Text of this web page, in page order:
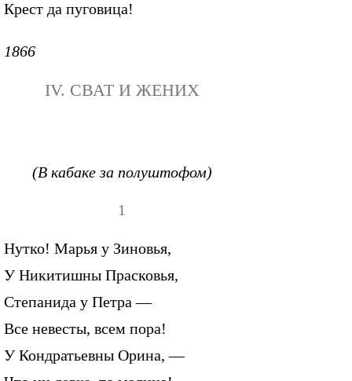
Крест да пуговица!
1866
IV. СВАТ И ЖЕНИХ
(В кабаке за полуштофом)
1
Нутко! Марья у Зиновья,
У Никитишны Прасковья,
Степанида у Петра —
Все невесты, всем пора!
У Кондратьевны Орина, —